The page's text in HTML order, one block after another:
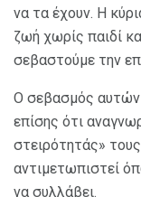
να τα έχουν. Η
ζωή χωρίς παιδί
σεβαστούμε την
Ο σεβασμός αυτών
επίσης ότι
στειρότητάς»
αντιμετωπιστεί
να συλλάβει.